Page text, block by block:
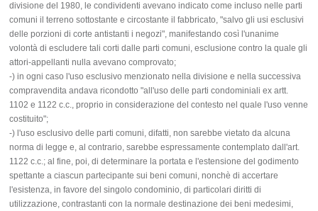
divisione del 1980, le condividenti avevano indicato come incluso nelle parti
comuni il terreno sottostante e circostante il fabbricato, "salvo gli usi esclusivi
delle porzioni di corte antistanti i negozi", manifestando così l'unanime
volontà di escludere tali corti dalle parti comuni, esclusione contro la quale gli
attori-appellanti nulla avevano comprovato;
-) in ogni caso l'uso esclusivo menzionato nella divisione e nella successiva
compravendita andava ricondotto "all'uso delle parti condominiali ex artt.
1102 e 1122 c.c., proprio in considerazione del contesto nel quale l'uso venne
costituito";
-) l'uso esclusivo delle parti comuni, difatti, non sarebbe vietato da alcuna
norma di legge e, al contrario, sarebbe espressamente contemplato dall'art.
1122 c.c.; al fine, poi, di determinare la portata e l'estensione del godimento
spettante a ciascun partecipante sui beni comuni, nonchè di accertare
l'esistenza, in favore del singolo condominio, di particolari diritti di
utilizzazione, contrastanti con la normale destinazione dei beni medesimi,